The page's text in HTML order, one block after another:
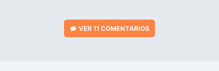
VER11 COMENTARIOS